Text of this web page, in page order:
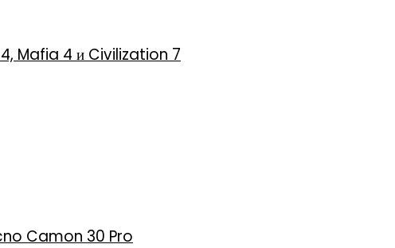
4, Mafia 4 и Civilization 7
Camon 30 Pro